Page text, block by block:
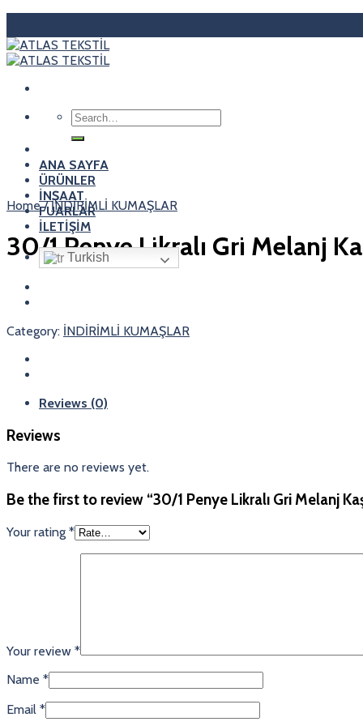
to
content
Search
for:
ANA SAYFA
ÜRÜNLER
İNŞAAT
FUARLAR
İLETİŞİM
Turkish
Home / İNDİRİMLİ KUMAŞLAR
30/1 Penye Likralı Gri Melanj
Category: İNDİRİMLİ KUMAŞLAR
Reviews (0)
Reviews
There are no reviews yet.
Be the first to review “30/1 Penye Likralı Gri Melanj
Your rating *
Your review *
Name *
Email *